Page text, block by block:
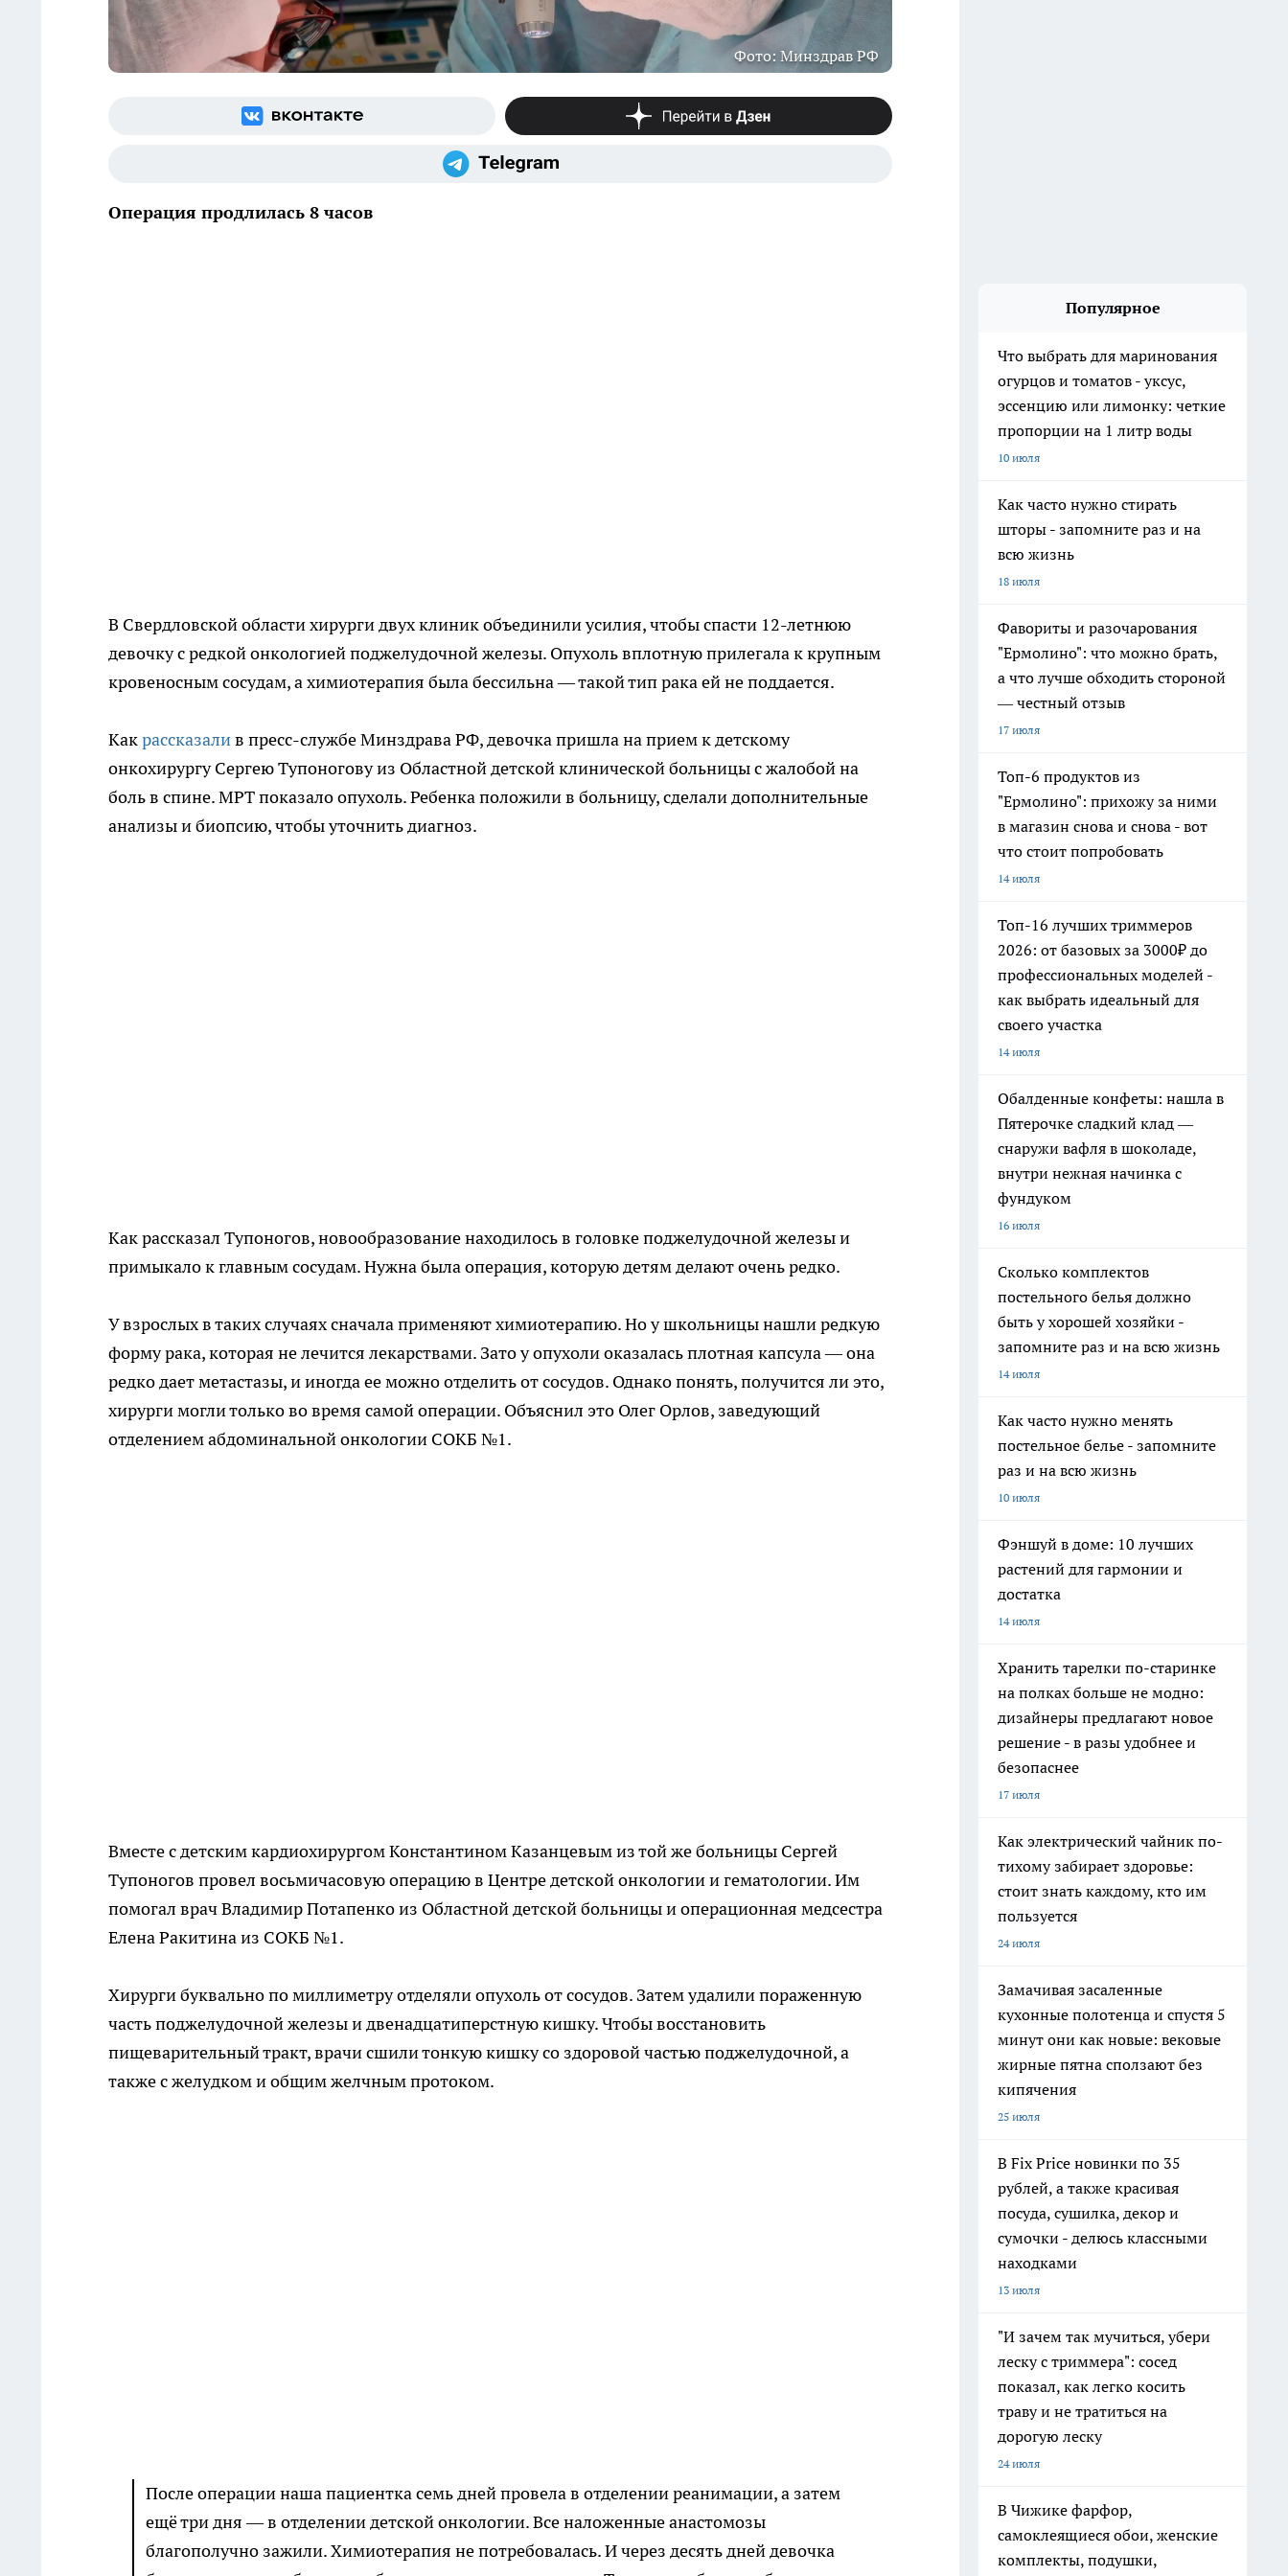
Фото: Минздрав РФ
Операция продлилась 8 часов
В Свердловской области хирурги двух клиник объединили усилия, чтобы спасти 12-летнюю
девочку с редкой онкологией поджелудочной железы. Опухоль вплотную прилегала к крупным
кровеносным сосудам, а химиотерапия была бессильна — такой тип рака ей не поддается.
Какрассказалив пресс-службе Минздрава РФ, девочка пришла на прием к детскому
онкохирургу Сергею Тупоногову из Областной детской клинической больницы с жалобой на
боль в спине. МРТ показало опухоль. Ребенка положили в больницу, сделали дополнительные
анализы и биопсию, чтобы уточнить диагноз.
Как рассказал Тупоногов, новообразование находилось в головке поджелудочной железы и
примыкало к главным сосудам. Нужна была операция, которую детям делают очень редко.
У взрослых в таких случаях сначала применяют химиотерапию. Но у школьницы нашли редкую
форму рака, которая не лечится лекарствами. Зато у опухоли оказалась плотная капсула — она
редко дает метастазы, и иногда ее можно отделить от сосудов. Однако понять, получится ли это,
хирурги могли только во время самой операции. Объяснил это Олег Орлов, заведующий
отделением абдоминальной онкологии СОКБ №1.
Вместе с детским кардиохирургом Константином Казанцевым из той же больницы Сергей
Тупоногов провел восьмичасовую операцию в Центре детской онкологии и гематологии. Им
помогал врач Владимир Потапенко из Областной детской больницы и операционная медсестра
Елена Ракитина из СОКБ №1.
Хирурги буквально по миллиметру отделяли опухоль от сосудов. Затем удалили пораженную
часть поджелудочной железы и двенадцатиперстную кишку. Чтобы восстановить
пищеварительный тракт, врачи сшили тонкую кишку со здоровой частью поджелудочной, а
также с желудком и общим желчным протоком.
После операции наша пациентка семь дней провела в отделении реанимации, а затем
ещё три дня — в отделении детской онкологии. Все наложенные анастомозы
благополучно зажили. Химиотерапия не потребовалась. И через десять дней девочка
Популярное
Что выбрать для маринования
огурцов и томатов - уксус,
эссенцию или лимонку: четкие
пропорции на 1 литр воды
10 июля
Как часто нужно стирать
шторы - запомните раз и на
всю жизнь
18 июля
Фавориты и разочарования
"Ермолино": что можно брать,
а что лучше обходить стороной
— честный отзыв
17 июля
Топ-6 продуктов из
"Ермолино": прихожу за ними
в магазин снова и снова - вот
что стоит попробовать
14 июля
Топ-16 лучших триммеров
2026: от базовых за 3000₽ до
профессиональных моделей -
как выбрать идеальный для
своего участка
14 июля
Обалденные конфеты: нашла в
Пятерочке сладкий клад —
снаружи вафля в шоколаде,
внутри нежная начинка с
фундуком
16 июля
Сколько комплектов
постельного белья должно
быть у хорошей хозяйки -
запомните раз и на всю жизнь
14 июля
Как часто нужно менять
постельное белье - запомните
раз и на всю жизнь
10 июля
Фэншуй в доме: 10 лучших
растений для гармонии и
достатка
14 июля
Хранить тарелки по-старинке
на полках больше не модно:
дизайнеры предлагают новое
решение - в разы удобнее и
безопаснее
17 июля
Как электрический чайник по-
тихому забирает здоровье:
стоит знать каждому, кто им
пользуется
24 июля
Замачивая засаленные
кухонные полотенца и спустя 5
минут они как новые: вековые
жирные пятна сползают без
кипячения
25 июля
В Fix Price новинки по 35
рублей, а также красивая
посуда, сушилка, декор и
сумочки - делюсь классными
находками
13 июля
"И зачем так мучиться, убери
леску с триммера": сосед
показал, как легко косить
траву и не тратиться на
дорогую леску
24 июля
В Чижике фарфор,
самоклеящиеся обои, женские
комплекты, подушки,